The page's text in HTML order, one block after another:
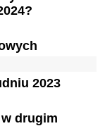
2023
drugim